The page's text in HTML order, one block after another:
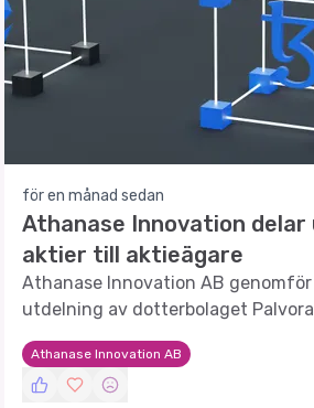
för en månad sedan
Athanase Innovation
aktier till aktieägare
Athanase Innovation AB
utdelning av dotterbolaget
aktieägare.
Athanase Innovation AB